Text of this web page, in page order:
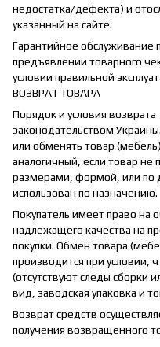
недостатка/дефекта) и
указанный на сайте.
Гарантийное обслуживание
предъявлении товарного
условии правильной
ВОЗВРАТ ТОВАРА
Порядок и условия
законодательством
или обменять товар
аналогичный, если товар не
размерами, формой, или по
использован по назначению.
Покупатель имеет право на
надлежащего качества на
покупки. Обмен товара
производится при условии,
(отсутствуют следы сборки
вид, заводская упаковка и
Возврат средств
получения возвращенного